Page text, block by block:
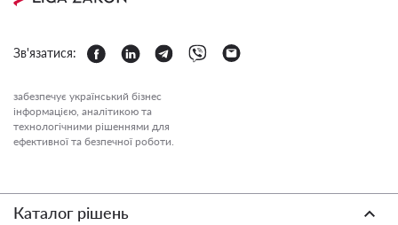
Зв'язатися:
забезпечує український бізнес
інформацією, аналітикою та
технологічними рішеннями для
ефективної та безпечної роботи.
Каталог рішень